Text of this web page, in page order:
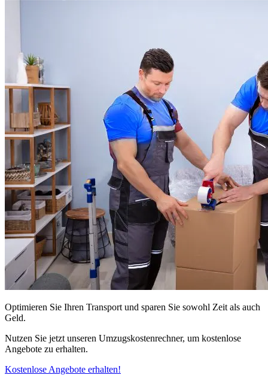
Optimieren Sie Ihren Transport und sparen Sie sowohl Zeit als auch
Geld.
Nutzen Sie jetzt unseren Umzugskostenrechner, um kostenlose
Angebote zu erhalten.
Kostenlose Angebote erhalten!